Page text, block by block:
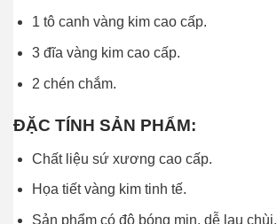
1 tô canh vàng kim cao cấp.
3 đĩa vàng kim cao cấp.
2 chén chắm.
ĐẶC TÍNH SẢN PHẨM:
Chất liệu sứ xương cao cấp.
Họa tiết vàng kim tinh tế.
Sản phẩm có độ bóng mịn, dễ lau chùi.